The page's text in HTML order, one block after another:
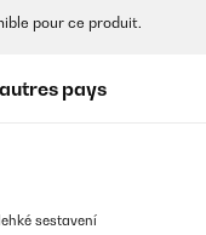
pour ce produit.
pays
sestavení